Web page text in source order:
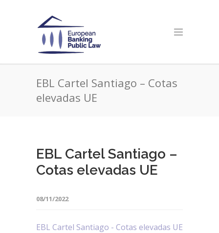
EBL Cartel Santiago – Cotas
elevadas UE
EBL Cartel Santiago –
Cotas elevadas UE
08/11/2022
EBL Cartel Santiago - Cotas elevadas UE